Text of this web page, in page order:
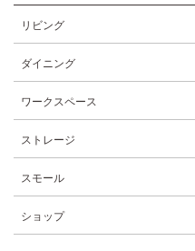
リビング
ダイニング
ワークスペース
ストレージ
スモール
ショップ